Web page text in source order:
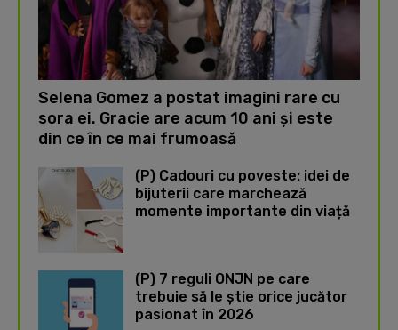
Selena Gomez a postat imagini rare cu
sora ei. Gracie are acum 10 ani și este
din ce în ce mai frumoasă
(P) Cadouri cu poveste: idei de
bijuterii care marchează
momente importante din viață
(P) 7 reguli ONJN pe care
trebuie să le știe orice jucător
pasionat în 2026